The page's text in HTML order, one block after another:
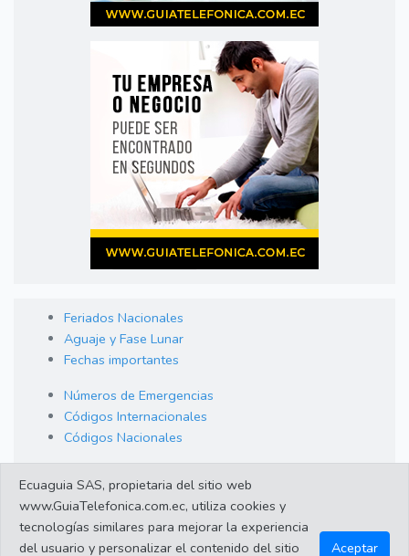
Feriados Nacionales
Aguaje y Fase Lunar
Fechas importantes
Números de Emergencias
Códigos Internacionales
Códigos Nacionales
Cambio de Divisas
Enlaces de interes
Ecuaguia SAS, propietaria del sitio web
www.GuiaTelefonica.com.ec, utiliza cookies y
tecnologías similares para mejorar la experiencia
del usuario y personalizar el contenido del sitio
Aceptar